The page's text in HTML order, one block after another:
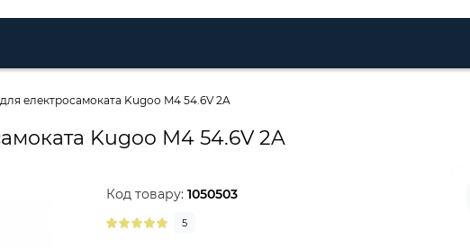
електросамоката Kugoo M4 54.6V 2A
Kugoo M4 54.6V 2A
Код товару:1050503
5